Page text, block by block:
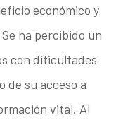
económico y
ha percibido un
con dificultades
de su acceso a
vital. Al